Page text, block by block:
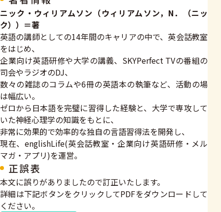
ニック・ウィリアムソン（ウィリアムソン，N．（ニッ
ク））＝著
英語の講師としての14年間のキャリアの中で、英会話教室
をはじめ、
企業向け英語研修や大学の講義、SKYPerfect TVの番組の
司会やラジオのDJ、
数々の雑誌のコラムや6冊の英語本の執筆など、活動の場
は幅広い。
ゼロから日本語を完璧に習得した経験と、大学で専攻して
いた神経心理学の知識をもとに、
非常に効果的で効率的な独自の言語習得法を開発し、
現在、englishLife(英会話教室・企業向け英語研修・メル
マガ・アプリ)を運営。
正誤表
本文に誤りがありましたので訂正いたします。
詳細は下記ボタンをクリックしてPDFをダウンロードして
ください。